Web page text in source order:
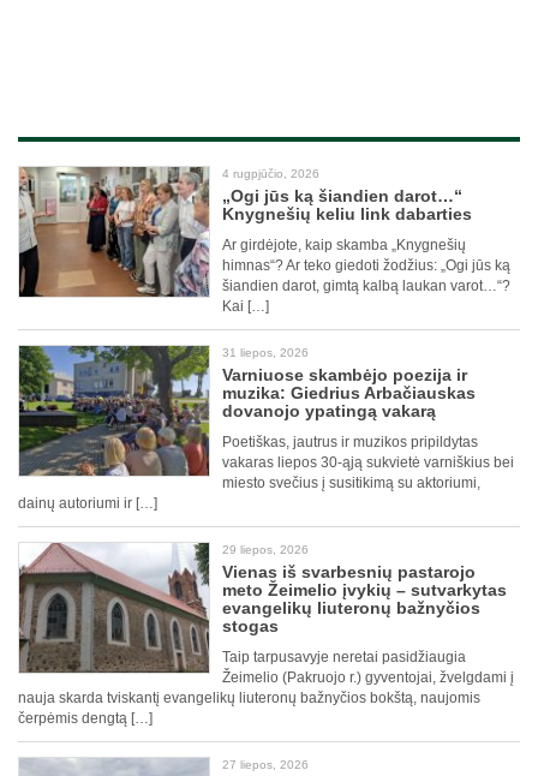
4 rugpjūčio, 2026
„Ogi jūs ką šiandien darot…“
Knygnešių keliu link dabarties
Ar girdėjote, kaip skamba „Knygnešių
himnas“? Ar teko giedoti žodžius: „Ogi jūs ką
šiandien darot, gimtą kalbą laukan varot…“?
Kai […]
31 liepos, 2026
Varniuose skambėjo poezija ir
muzika: Giedrius Arbačiauskas
dovanojo ypatingą vakarą
Poetiškas, jautrus ir muzikos pripildytas
vakaras liepos 30-ąją sukvietė varniškius bei
miesto svečius į susitikimą su aktoriumi,
dainų autoriumi ir […]
29 liepos, 2026
Vienas iš svarbesnių pastarojo
meto Žeimelio įvykių – sutvarkytas
evangelikų liuteronų bažnyčios
stogas
Taip tarpusavyje neretai pasidžiaugia
Žeimelio (Pakruojo r.) gyventojai, žvelgdami į
nauja skarda tviskantį evangelikų liuteronų bažnyčios bokštą, naujomis
čerpėmis dengtą […]
27 liepos, 2026